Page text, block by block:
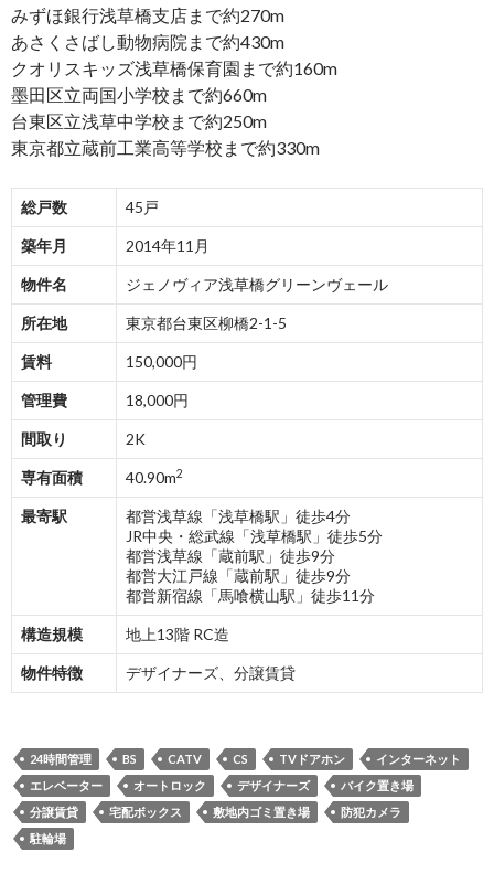
みずほ銀行浅草橋支店まで約270m
あさくさばし動物病院まで約430m
クオリスキッズ浅草橋保育園まで約160m
墨田区立両国小学校まで約660m
台東区立浅草中学校まで約250m
東京都立蔵前工業高等学校まで約330m
総戸数 45戸
築年月 2014年11月
物件名 ジェノヴィア浅草橋グリーンヴェール
所在地 東京都台東区柳橋2-1-5
賃料 150,000円
管理費 18,000円
間取り 2K
専有面積 40.90m2
最寄駅
都営浅草線「浅草橋駅」徒歩4分
JR中央・総武線「浅草橋駅」徒歩5分
都営浅草線「蔵前駅」徒歩9分
都営大江戸線「蔵前駅」徒歩9分
都営新宿線「馬喰横山駅」徒歩11分
構造規模 地上13階 RC造
物件特徴 デザイナーズ、分譲賃貸
24時間管理 BS CATV CS TVドアホン
インターネット
エレベーター
オートロック デザイナーズ
バイク置き場
分譲賃貸
宅配ボックス 敷地内ゴミ置き場
防犯カメラ
駐輪場